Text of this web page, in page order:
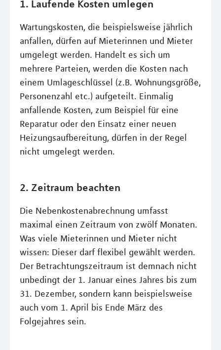
1. Laufende Kosten umlegen
Wartungskosten, die beispielsweise jährlich
anfallen, dürfen auf Mieterinnen und Mieter
umgelegt werden. Handelt es sich um
mehrere Parteien, werden die Kosten nach
einem Umlageschlüssel (z.B. Wohnungsgröße,
Personenzahl etc.) aufgeteilt. Einmalig
anfallende Kosten, zum Beispiel für eine
Reparatur oder den Einsatz einer neuen
Heizungsaufbereitung, dürfen in der Regel
nicht umgelegt werden.
2. Zeitraum beachten
Die Nebenkostenabrechnung umfasst
maximal einen Zeitraum von zwölf Monaten.
Was viele Mieterinnen und Mieter nicht
wissen: Dieser darf flexibel gewählt werden.
Der Betrachtungszeitraum ist demnach nicht
unbedingt der 1. Januar eines Jahres bis zum
31. Dezember, sondern kann beispielsweise
auch vom 1. April bis Ende März des
Folgejahres sein.